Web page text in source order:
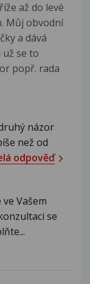
až do levé
Můj obvodní
a dává
se to
popř. rada
názor
než od
odpověď
Vašem
se